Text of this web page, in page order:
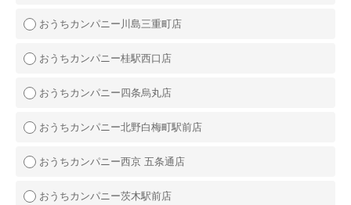
おうちカンパニー川島三重町店
おうちカンパニー桂駅西口店
おうちカンパニー四条烏丸店
おうちカンパニー北野白梅町駅前店
おうちカンパニー西京 五条通店
おうちカンパニー茨木駅前店